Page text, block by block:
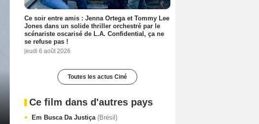
Ce soir entre amis : Jenna Ortega et Tommy Lee
Jones dans un solide thriller orchestré par le
scénariste oscarisé de L.A. Confidential, ça ne
se refuse pas !
jeudi 6 août 2026
Toutes les actus Ciné
Ce film dans d'autres pays
Em Busca Da Justiça (Brésil)